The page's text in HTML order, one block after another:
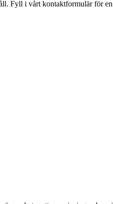
Fyll i vårt kontaktformulär för